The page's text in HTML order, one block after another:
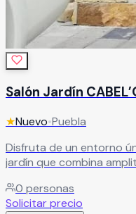
Salón Jardín
★Nuevo•Puebla
Disfruta de un entorno
jardín que combina
encantador.Leer más
0 personas
Solicitar precio